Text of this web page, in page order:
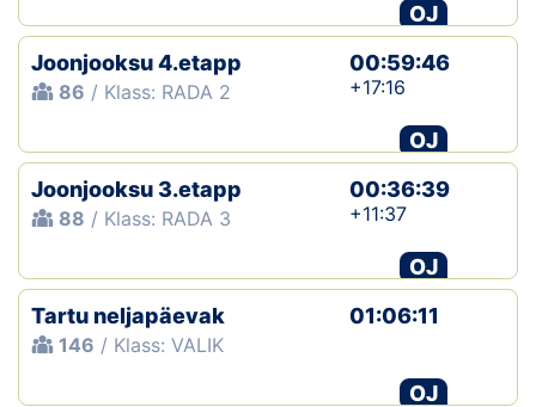
OJ
Joonjooksu 4.etapp
86 / Klass: RADA 2
00:59:46
+17:16
OJ
Joonjooksu 3.etapp
88 / Klass: RADA 3
00:36:39
+11:37
OJ
Tartu neljapäevak
146 / Klass: VALIK
01:06:11
OJ